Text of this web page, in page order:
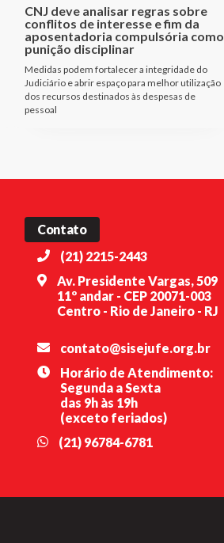
CNJ deve analisar regras sobre
conflitos de interesse e fim da
aposentadoria compulsória como
punição disciplinar
Medidas podem fortalecer a integridade do
Judiciário e abrir espaço para melhor utilização
dos recursos destinados às despesas de
pessoal
Contato
(21) 2215-2443
Av. Presidente Vargas, 509
11º andar - CEP 20071-003
Centro - Rio de Janeiro - RJ
contato@sisejufe.org.br
Horário de Atendimento:
Segunda a Sexta
das 9h às 19h
(exceto feriados)
(21) 96784-6781